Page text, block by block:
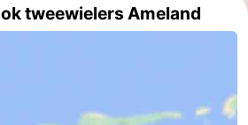
tweewielers Ameland